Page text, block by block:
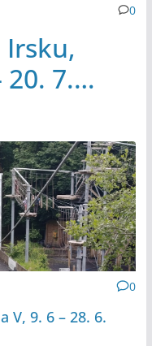
0
Irsku,
7.
0
V, 9. 6 – 28. 6.